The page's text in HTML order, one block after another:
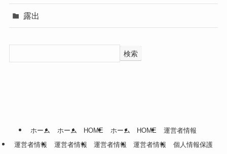
露出
検索
ホーム ホーム HOME ホーム HOME
運営者情報
運営者情報
運営者情報 運営者情報 運営者情報
個人情報保護